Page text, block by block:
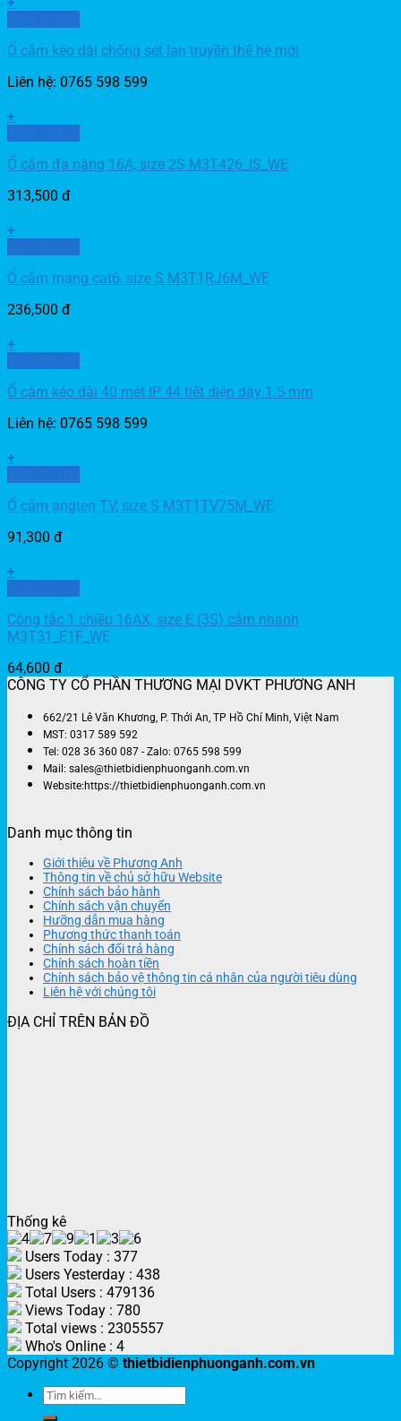
Ổ cắm kéo dài chống sét lan truyền thế hệ mới
Liên hệ: 0765 598 599
+
Ổ cắm đa năng 16A, size 2S M3T426_IS_WE
313,500 đ
+
Ổ cắm mạng cat6, size S M3T1RJ6M_WE
236,500 đ
+
Ổ cắm kéo dài 40 mét IP 44 tiết diện dây 1.5 mm
Liên hệ: 0765 598 599
+
Ổ cắm angten TV, size S M3T1TV75M_WE
91,300 đ
+
Công tắc 1 chiều 16AX, size E (3S) cắm nhanh
M3T31_E1F_WE
64,600 đ
CÔNG TY CỔ PHẦN THƯƠNG MẠI DVKT PHƯƠNG ANH
662/21 Lê Văn Khương, P. Thới An, TP Hồ Chí Minh, Việt Nam
MST: 0317 589 592
Tel: 028 36 360 087 - Zalo: 0765 598 599
Mail: sales@thietbidienphuonganh.com.vn
Website:https://thietbidienphuonganh.com.vn
Danh mục thông tin
Giới thiệu về Phương Anh
Thông tin về chủ sở hữu Website
Chính sách bảo hành
Chính sách vận chuyển
Hưỡng dẫn mua hàng
Phương thức thanh toán
Chính sách đổi trả hàng
Chính sách hoàn tiền
Chính sách bảo vệ thông tin cá nhân của người tiêu dùng
Liên hệ với chúng tôi
ĐỊA CHỈ TRÊN BẢN ĐỒ
Thống kê
Users Today : 377
Users Yesterday : 438
Total Users : 479136
Views Today : 780
Total views : 2305557
Who's Online : 4
Copyright 2026 © thietbidienphuonganh.com.vn